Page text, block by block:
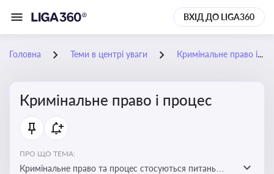
ВХІД ДО LIGA360
Головна Теми в центрі уваги Кримінальне право і процес
Кримінальне право і процес
ПРО ЩО ТЕМА:
Кримінальне право та процес стосуються питань